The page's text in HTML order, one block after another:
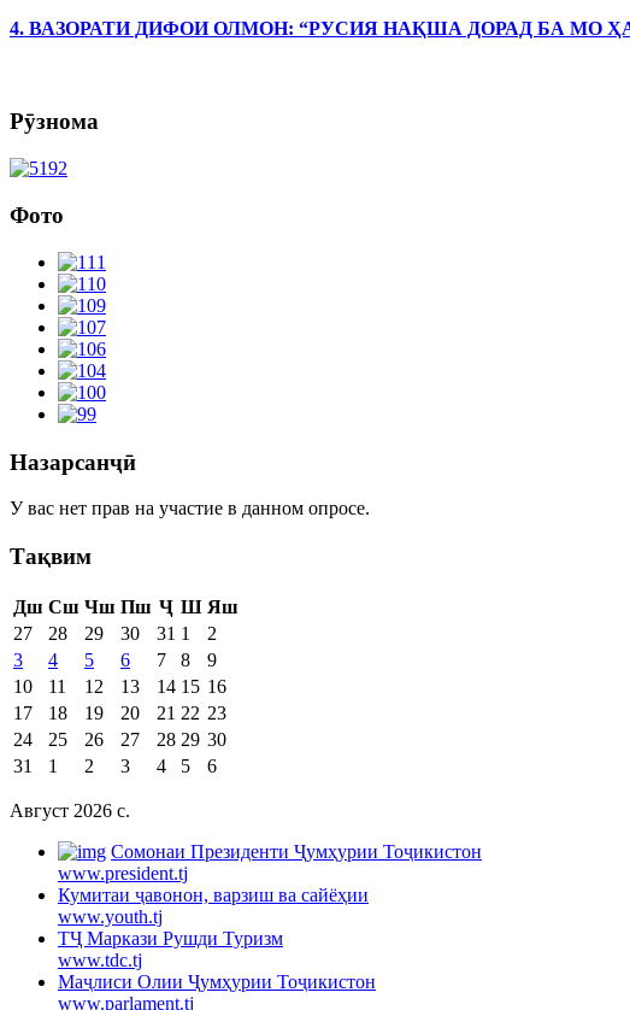
4. ВАЗОРАТИ ДИФОИ ОЛМОН: “РУСИЯ НАҚША ДОРАД БА МО
Рӯзнома
Фото
Назарсанҷӣ
У вас нет прав на участие в данном опросе.
Тақвим
Дш Сш Чш Пш Ҷ Ш Яш
27
28 29 30 31 1
2
3
4 5 6 7 8
9
10
11 12 13 14 15 16
17
18 19 20 21 22 23
24
25 26 27 28 29 30
31
1 2 3 4 5 6
Август 2026 c.
Cомонаи Президенти Ҷумҳурии Тоҷикистон
www.president.tj
Кумитаи ҷавонон, варзиш ва сайёҳии
www.youth.tj
ТҶ Маркази Рушди Туризм
www.tdc.tj
Маҷлиси Олии Ҷумҳурии Тоҷикистон
www.parlament.tj